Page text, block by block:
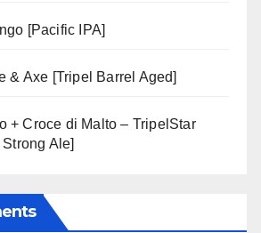
[Pacific IPA]
& Axe [Tripel Barrel Aged]
+ Croce di Malto – TripelStar
Ale]